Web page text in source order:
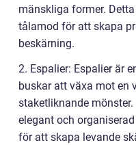
mänskliga former.
tålamod för att skapa
beskärning.
2. Espalier: Espalier är
buskar att växa mot en
staketliknande
elegant och
för att skapa levande